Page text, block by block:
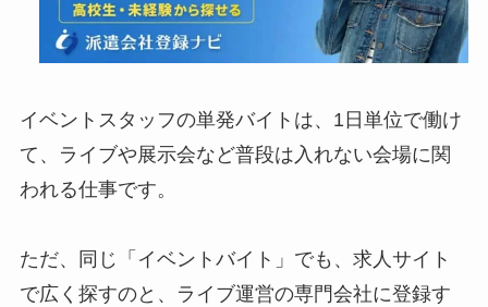
イベントスタッフの単発バイトは、1日単位で働け
て、ライブや展示会など普段は入れない会場に関
われる仕事です。
ただ、同じ「イベントバイト」でも、求人サイト
で広く探すのと、ライブ運営の専門会社に登録す